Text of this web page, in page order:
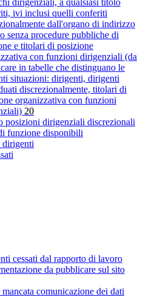
dirigenziali, a qualsiasi titolo
ivi inclusi quelli conferiti
dall'organo di indirizzo
senza procedure pubbliche di
e titolari di posizione
con funzioni dirigenziali (da
in tabelle che distinguano le
situazioni: dirigenti, dirigenti
discrezionalmente, titolari di
organizzativa con funzioni
20
posizioni dirigenziali discrezionali
funzione disponibili
dirigenti
cessati dal rapporto di lavoro
da pubblicare sul sito
comunicazione dei dati